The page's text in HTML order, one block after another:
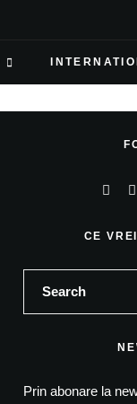
CE
Prin abonare la